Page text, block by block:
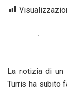
La notizia di un
Turris ha subito